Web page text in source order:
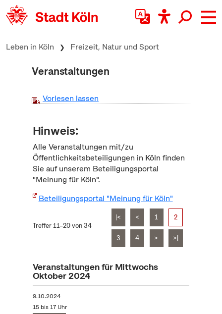
zum Inhalt springen
Leben in Köln Freizeit, Natur und Sport
Veranstaltungen
Vorlesen lassen
Hinweis:
Alle Veranstaltungen mit/zu
Öffentlichkeitsbeteiligungen in Köln finden
Sie auf unserem Beteiligungsportal
"Meinung für Köln".
Beteiligungsportal "Meinung für Köln"
Treffer 11–20 von 34
|< < 1 2
3 4 > >|
Veranstaltungen für Mittwochs
Oktober 2024
9.10.2024
15 bis 17 Uhr